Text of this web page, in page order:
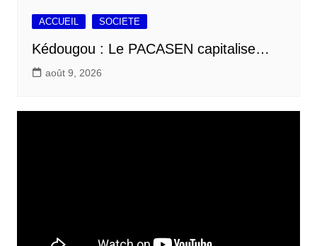
ACCUEIL SOCIETE
Kédougou : Le PACASEN capitalise…
août 9, 2026